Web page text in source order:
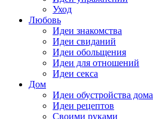
Уход
Любовь
Идеи знакомства
Идеи свиданий
Идеи обольщения
Идеи для отношений
Идеи секса
Дом
Идеи обустройства дома
Идеи рецептов
Своими руками